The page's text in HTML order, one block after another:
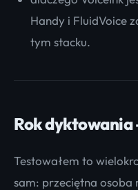
Handy i FluidVoice
tym stacku.
Rok dyktowania
Testowałem to
sam: przeciętna osoba